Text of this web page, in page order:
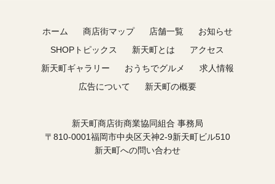
ホーム 商店街マップ 店舗一覧
お知らせ
SHOPトピックス
新天町とは
アクセス
新天町ギャラリー
おうちでグルメ
求人情報
広告について
新天町の概要
新天町商店街商業協同組合 事務局
〒810-0001福岡市中央区天神2-9新天町ビル510
新天町への問い合わせ